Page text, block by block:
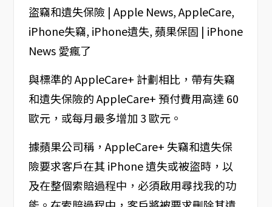
與標準的 AppleCare+ 計劃相比，帶有失竊
和遺失保險的 AppleCare+ 預付費用高達 60
歐元，或每月最多增加 3 歐元。
據蘋果公司稱，AppleCare+ 失竊和遺失保
險要求客戶在其 iPhone 遺失或被盜時，以
及在整個索賠過程中，必須啟用尋找我的功